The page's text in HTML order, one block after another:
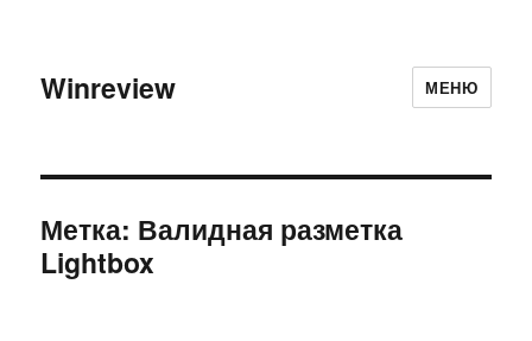
Winreview МЕНЮ
Метка: Валидная разметка
Lightbox